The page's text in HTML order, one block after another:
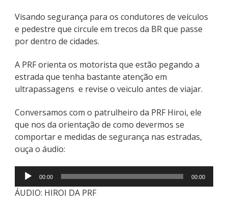
Visando segurança para os condutores de veículos
e pedestre que circule em trecos da BR que passe
por dentro de cidades.
A PRF orienta os motorista que estão pegando a
estrada que tenha bastante atenção em
ultrapassagens e revise o veiculo antes de viajar.
Conversamos com o patrulheiro da PRF Hiroi, ele
que nos da orientação de como devermos se
comportar e medidas de segurança nas estradas,
ouça o áudio:
Tocador
áudio
00:00 00:00
ÁUDIO: HIROI DA PRF